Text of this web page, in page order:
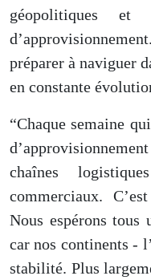
géopolitiques et
préparer à naviguer
en constante
“Chaque semaine
chaînes
commerciaux.
Nous espérons
car nos continents-
stabilité. Plus